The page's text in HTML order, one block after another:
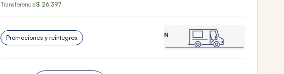
Transferencia$ 26.397
Promociones y reintegros